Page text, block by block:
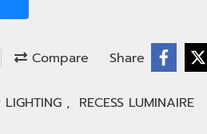
Compare Share
, RECESS LUMINAIRE